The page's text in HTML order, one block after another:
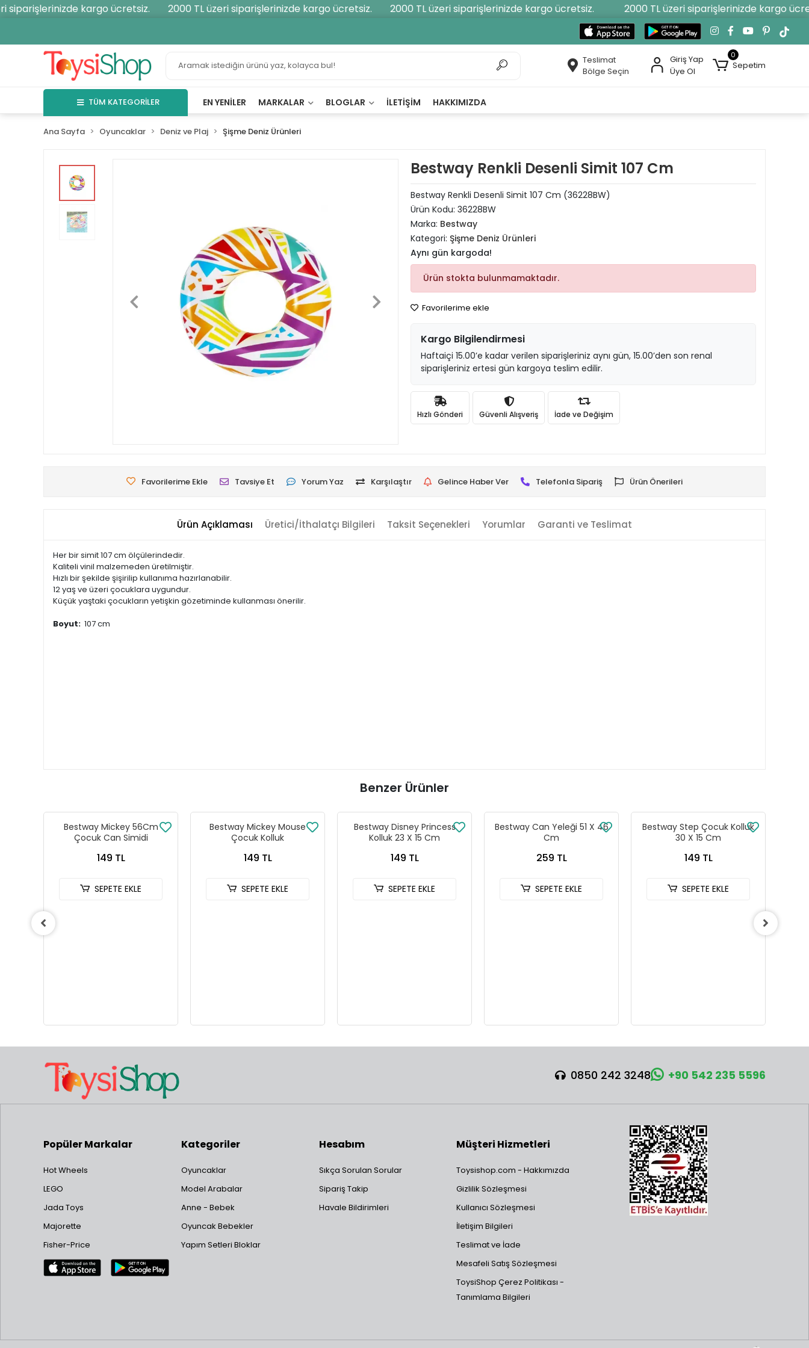
kargo ücretsiz. 2000 TL üzeri siparişlerinizde kargo ücretsiz. 2000 TL üzeri siparişlerinizde kargo ücretsiz. 2000 TL üzeri siparişlerinizde kargo
Teslimat
Bölge Seçin
Giriş Yap
Üye Ol
0
Sepetim
TÜM KATEGORİLER EN YENILER MARKALAR BLOGLAR İLETIŞIM HAKKIMIZDA
Ana Sayfa Oyuncaklar Deniz ve Plaj Şişme Deniz Ürünleri
Bestway Renkli Desenli Simit 107 Cm
Bestway Renkli Desenli Simit 107 Cm (36228BW)
Ürün Kodu: 36228BW
Marka: Bestway
Kategori: Şişme Deniz Ürünleri
Aynı gün kargoda!
Ürün stokta bulunmamaktadır.
Favorilerime ekle
Kargo Bilgilendirmesi
Haftaiçi 15.00’e kadar verilen siparişleriniz aynı gün, 15.00’den son renal
siparişleriniz ertesi gün kargoya teslim edilir.
Hızlı Gönderi Güvenli Alışveriş İade ve Değişim
Favorilerime Ekle Tavsiye Et Yorum Yaz Karşılaştır Gelince Haber Ver Telefonla Sipariş Ürün Önerileri
Ürün Açıklaması Üretici/İthalatçı Bilgileri Taksit Seçenekleri Yorumlar Garanti ve Teslimat
Her bir simit 107 cm ölçülerindedir.
Kaliteli vinil malzemeden üretilmiştir.
Hızlı bir şekilde şişirilip kullanıma hazırlanabilir.
12 yaş ve üzeri çocuklara uygundur.
Küçük yaştaki çocukların yetişkin gözetiminde kullanması önerilir.
Boyut: 107 cm
Benzer Ürünler
Bestway Mickey 56Cm
Çocuk Can Simidi
149 TL
SEPETE EKLE
Bestway Mickey Mouse
Çocuk Kolluk
149 TL
SEPETE EKLE
Bestway Disney Princess
Kolluk 23 X 15 Cm
149 TL
SEPETE EKLE
Bestway Can Yeleği 51 X 46
Cm
259 TL
SEPETE EKLE
Bestway Step Çocuk Kolluk
30 X 15 Cm
149 TL
SEPETE EKLE
0850 242 3248 +90 542 235 5596
Popüler Markalar
Hot Wheels
LEGO
Jada Toys
Majorette
Fisher-Price
Kategoriler
Oyuncaklar
Model Arabalar
Anne - Bebek
Oyuncak Bebekler
Yapım Setleri Bloklar
Hesabım
Sıkça Sorulan Sorular
Sipariş Takip
Havale Bildirimleri
Müşteri Hizmetleri
Toysishop.com - Hakkımızda
Gizlilik Sözleşmesi
Kullanıcı Sözleşmesi
İletişim Bilgileri
Teslimat ve İade
Mesafeli Satış Sözleşmesi
ToysiShop Çerez Politikası -
Tanımlama Bilgileri